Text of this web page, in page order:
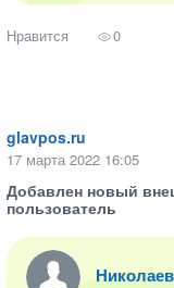
Нравится 0
glavpos.ru
17 марта 2022 16:05
Добавлен новый
пользователь